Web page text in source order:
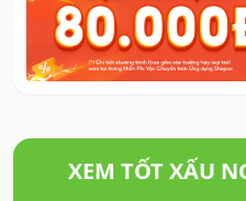
XEM TỐT XẤU